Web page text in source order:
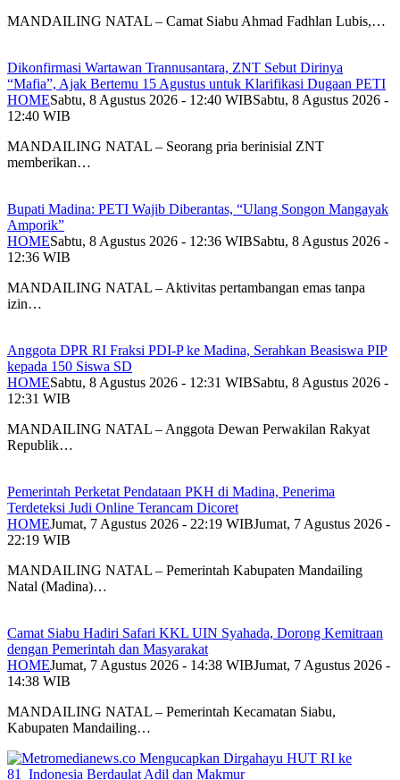
MANDAILING NATAL – Camat Siabu Ahmad Fadhlan Lubis,…
Dikonfirmasi Wartawan Trannusantara, ZNT Sebut Dirinya
“Mafia”, Ajak Bertemu 15 Agustus untuk Klarifikasi Dugaan PETI
HOMESabtu, 8 Agustus 2026 - 12:40 WIBSabtu, 8 Agustus 2026 -
12:40 WIB
MANDAILING NATAL – Seorang pria berinisial ZNT
memberikan…
Bupati Madina: PETI Wajib Diberantas, “Ulang Songon Mangayak
Amporik”
HOMESabtu, 8 Agustus 2026 - 12:36 WIBSabtu, 8 Agustus 2026 -
12:36 WIB
MANDAILING NATAL – Aktivitas pertambangan emas tanpa
izin…
Anggota DPR RI Fraksi PDI-P ke Madina, Serahkan Beasiswa PIP
kepada 150 Siswa SD
HOMESabtu, 8 Agustus 2026 - 12:31 WIBSabtu, 8 Agustus 2026 -
12:31 WIB
MANDAILING NATAL – Anggota Dewan Perwakilan Rakyat
Republik…
Pemerintah Perketat Pendataan PKH di Madina, Penerima
Terdeteksi Judi Online Terancam Dicoret
HOMEJumat, 7 Agustus 2026 - 22:19 WIBJumat, 7 Agustus 2026 -
22:19 WIB
MANDAILING NATAL – Pemerintah Kabupaten Mandailing
Natal (Madina)…
Camat Siabu Hadiri Safari KKL UIN Syahada, Dorong Kemitraan
dengan Pemerintah dan Masyarakat
HOMEJumat, 7 Agustus 2026 - 14:38 WIBJumat, 7 Agustus 2026 -
14:38 WIB
MANDAILING NATAL – Pemerintah Kecamatan Siabu,
Kabupaten Mandailing…